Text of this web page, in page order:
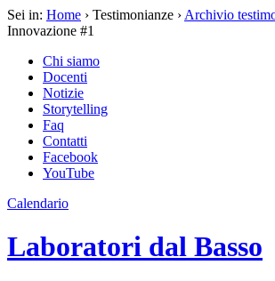
Sei in: Home › Testimonianze › Archivio
Innovazione #1
Chi siamo
Docenti
Notizie
Storytelling
Faq
Contatti
Facebook
YouTube
Calendario
Laboratori dal Basso